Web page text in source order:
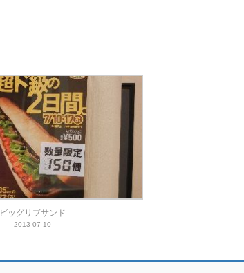
ビッグリブサンド
2013-07-10